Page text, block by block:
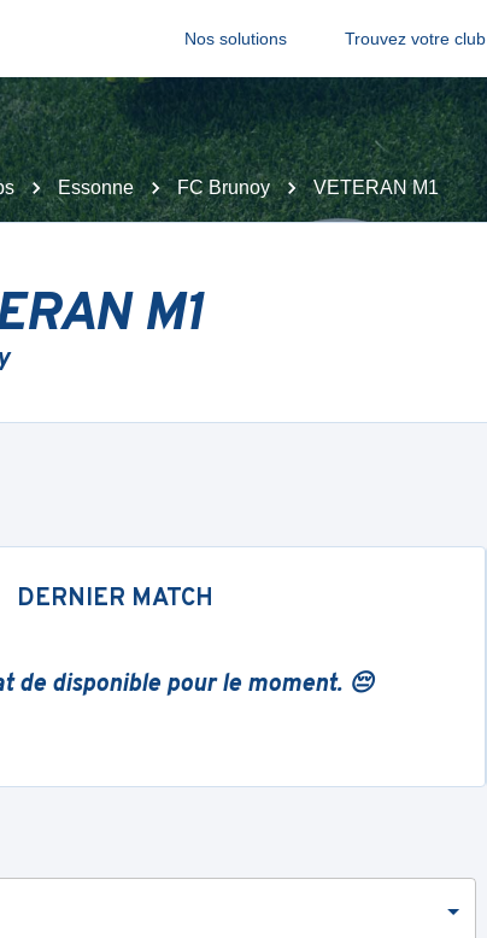
Nos solutions Trouvez votre club
Essonne FC Brunoy VETERAN M1
M1
DERNIER MATCH
de disponible pour le moment. 😔